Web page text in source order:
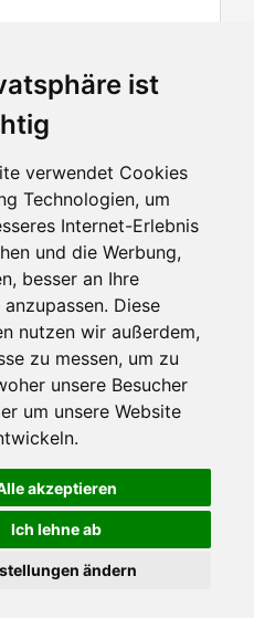
ist
verwendet Cookies
Technologien, um
Internet-Erlebnis
und die Werbung,
besser an Ihre
Diese
nutzen wir außerdem,
zu messen, um zu
unsere Besucher
um unsere Website
akzeptieren
Ich lehne ab
ändern
auf Ihrem Computer zu speichern.
funktioniert, andere helfen uns dabei, das
dieser Seite erklären Sie sich damit
Gewerbetreibende
Investoren
Medien
Facebook
Twitter
YouTube
Google+